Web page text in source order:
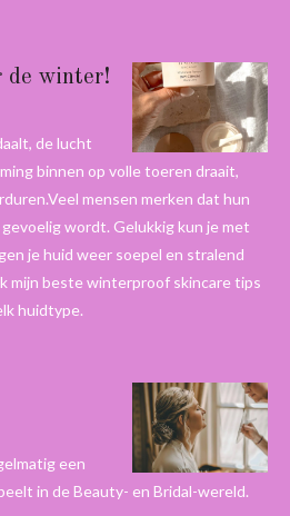
de winter!
de lucht
binnen op volle toeren draait,
mensen merken dat hun
wordt. Gelukkig kun je met
je huid weer soepel en stralend
mijn beste winterproof skincare tips
huidtype.
een
in de Beauty- en Bridal-wereld.